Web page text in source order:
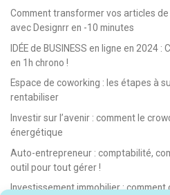
Comment transformer vos articles
avec Designrr en -10 minutes
IDÉE de BUSINESS en ligne en 2024 :
en 1h chrono !
Espace de coworking : les étapes à
rentabiliser
Investir sur l’avenir : comment le
énergétique
Auto-entrepreneur : comptabilité,
outil pour tout gérer !
Investissement immobilier :